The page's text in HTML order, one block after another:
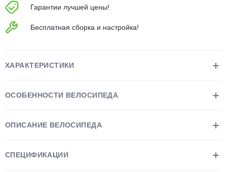
Гарантии лучшей цены!
Бесплатная сборка и настройка!
ХАРАКТЕРИСТИКИ
ОСОБЕННОСТИ ВЕЛОСИПЕДА
ОПИСАНИЕ ВЕЛОСИПЕДА
СПЕЦИФИКАЦИИ
Остались вопросы?